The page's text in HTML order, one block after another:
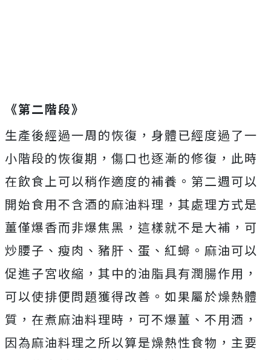
《第二階段》
生產後經過一周的恢復，身體已經度過了一
小階段的恢復期，傷口也逐漸的修復，此時
在飲食上可以稍作適度的補養。第二週可以
開始食用不含酒的麻油料理，其處理方式是
薑僅爆香而非爆焦黑，這樣就不是大補，可
炒腰子、瘦肉、豬肝、蛋、紅蟳。麻油可以
促進子宮收縮，其中的油脂具有潤腸作用，
可以使排便問題獲得改善。如果屬於燥熱體
質，在煮麻油料理時，可不爆薑、不用酒，
因為麻油料理之所以算是燥熱性食物，主要